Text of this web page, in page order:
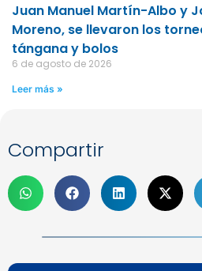
Juan Manuel Martín-Albo y
Moreno, se llevaron los
tángana y bolos
6 de agosto de 2026
Leer más »
Compartir